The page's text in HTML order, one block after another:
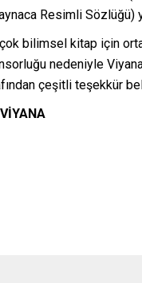
Resimli Sözlüğü)
bilimsel kitap için
nedeniyle
çeşitli teşekkür